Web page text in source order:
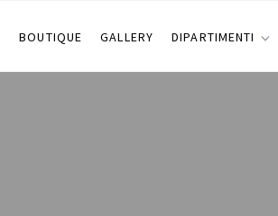
BOUTIQUE GALLERY DIPARTIMENTI